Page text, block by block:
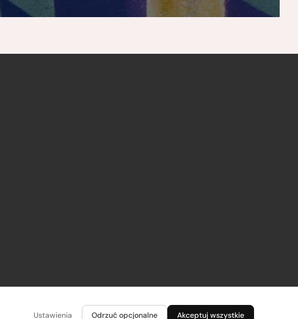
Ustawienia Odrzuć opcjonalne Akceptuj wszystkie